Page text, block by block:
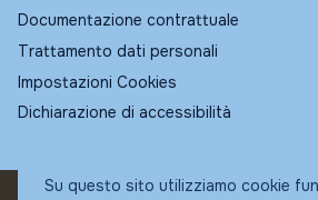
Documentazione contrattuale
Trattamento dati personali
Impostazioni Cookies
Dichiarazione di accessibilità
Su questo sito utilizziamo cookie